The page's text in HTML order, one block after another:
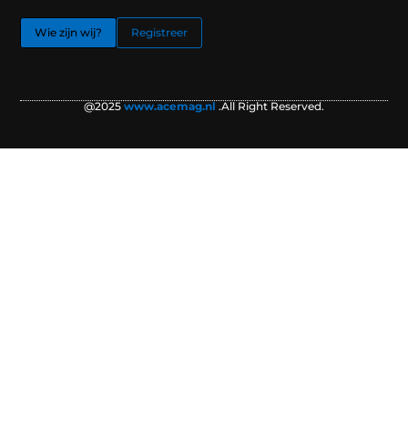
Wie zijn wij? Registreer
@2025www.acemag.nl .All Right Reserved.